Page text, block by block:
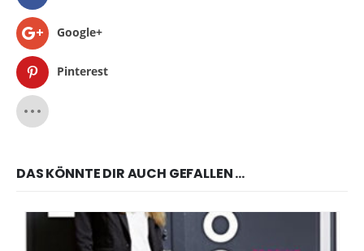
Google+
Pinterest
DAS KÖNNTE DIR AUCH GEFALLEN …